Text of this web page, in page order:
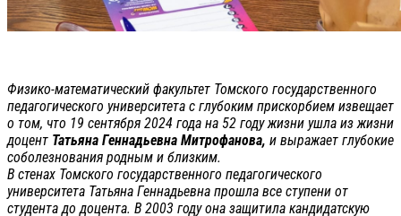
Физико-математический факультет Томского государственного
педагогического университета с глубоким прискорбием извещает
о том, что 19 сентября 2024 года на 52 году жизни ушла из жизни
доцент Татьяна Геннадьевна Митрофанова, и выражает глубокие
соболезнования родным и близким.
В стенах Томского государственного педагогического
университета Татьяна Геннадьевна прошла все ступени от
студента до доцента. В 2003 году она защитила кандидатскую